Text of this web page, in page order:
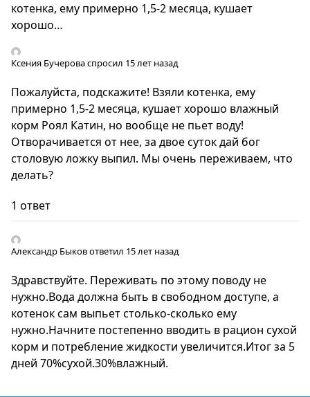
котенка, ему примерно 1,5-2 месяца, кушает
хорошо…
Ксения Бучероваспросил 15 лет назад
Пожалуйста, подскажите! Взяли котенка, ему
примерно 1,5-2 месяца, кушает хорошо влажный
корм Роял Катин, но вообще не пьет воду!
Отворачивается от нее, за двое суток дай бог
столовую ложку выпил. Мы очень переживаем, что
делать?
1 ответ
Александр Быковответил 15 лет назад
Здравствуйте. Переживать по этому поводу не
нужно.Вода должна быть в свободном доступе, а
котенок сам выпьет столько-сколько ему
нужно.Начните постепенно вводить в рацион сухой
корм и потребление жидкости увеличится.Итог за 5
дней 70%сухой.30%влажный.